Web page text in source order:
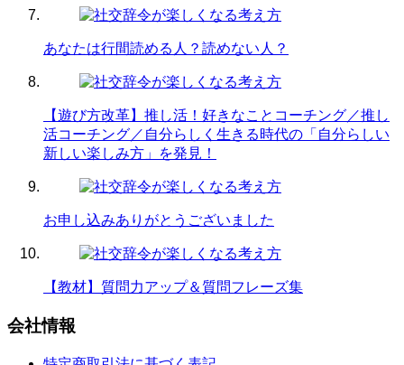
あなたは行間読める人？読めない人？
【遊び方改革】推し活！好きなことコーチング／推し
活コーチング／自分らしく生きる時代の「自分らしい
新しい楽しみ方」を発見！
お申し込みありがとうございました
【教材】質問力アップ＆質問フレーズ集
会社情報